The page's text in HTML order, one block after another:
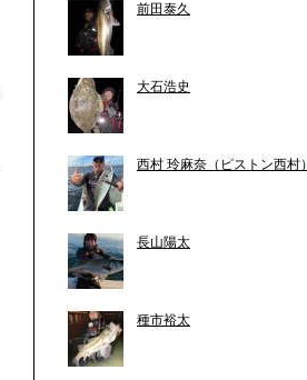
前田泰久
大石浩史
西村 玲麻奈（ピストン西村）
長山陽太
種市裕太